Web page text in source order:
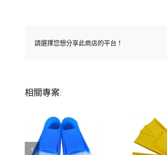
請選擇您想分享此商店的平台！
相關專案: